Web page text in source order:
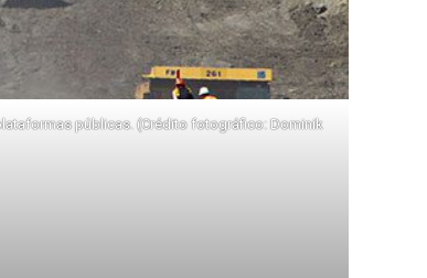
públicas. (Crédito fotográfico: Dominik